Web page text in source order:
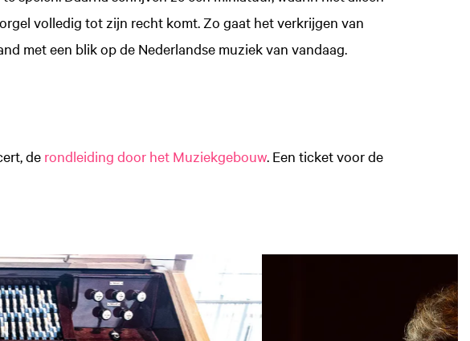
volledig tot zijn recht komt. Zo gaat het verkrijgen van
met een blik op de Nederlandse muziek van vandaag.
de rondleiding door het Muziekgebouw. Een ticket voor de